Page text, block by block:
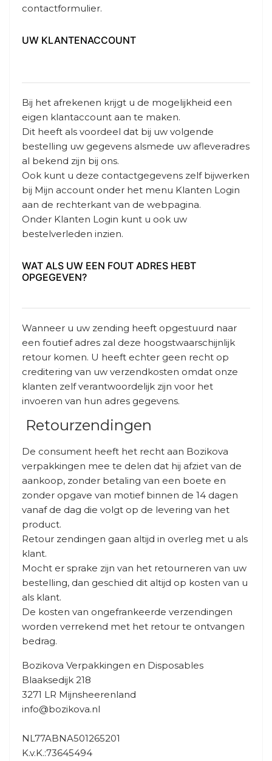
contactformulier.
UW KLANTENACCOUNT
Bij het afrekenen krijgt u de mogelijkheid een
eigen klantaccount aan te maken.
Dit heeft als voordeel dat bij uw volgende
bestelling uw gegevens alsmede uw afleveradres
al bekend zijn bij ons.
Ook kunt u deze contactgegevens zelf bijwerken
bij Mijn account onder het menu Klanten Login
aan de rechterkant van de webpagina.
Onder Klanten Login kunt u ook uw
bestelverleden inzien.
WAT ALS UW EEN FOUT ADRES HEBT
OPGEGEVEN?
Wanneer u uw zending heeft opgestuurd naar
een foutief adres zal deze hoogstwaarschijnlijk
retour komen. U heeft echter geen recht op
creditering van uw verzendkosten omdat onze
klanten zelf verantwoordelijk zijn voor het
invoeren van hun adres gegevens.
Retourzendingen
De consument heeft het recht aan Bozikova
verpakkingen mee te delen dat hij afziet van de
aankoop, zonder betaling van een boete en
zonder opgave van motief binnen de 14 dagen
vanaf de dag die volgt op de levering van het
product.
Retour zendingen gaan altijd in overleg met u als
klant.
Mocht er sprake zijn van het retourneren van uw
bestelling, dan geschied dit altijd op kosten van u
als klant.
De kosten van ongefrankeerde verzendingen
worden verrekend met het retour te ontvangen
bedrag.
Bozikova Verpakkingen en Disposables
Blaaksedijk 218
3271 LR Mijnsheerenland
info@bozikova.nl
NL77ABNA501265201
K.v.K.:73645494